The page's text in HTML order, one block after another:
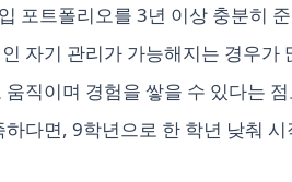
포트폴리오를 3년 이상 충분히
자기 관리가 가능해지는 경우
직이며 경험을 쌓을 수 있다는
다면, 9학년으로 한 학년 낮춰